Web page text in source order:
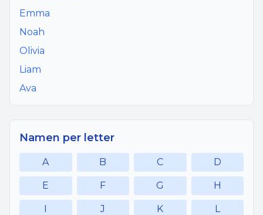
Emma
Noah
Olivia
Liam
Ava
Namen per letter
A B C D
E F G H
I J K L